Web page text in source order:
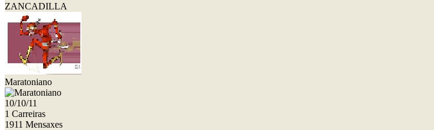
ZANCADILLA
Maratoniano
10/10/11
1 Carreiras
1911 Mensaxes